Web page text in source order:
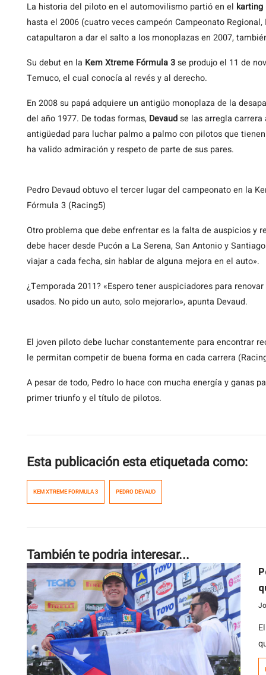
La historia del piloto en el automovilismo partió en el karting
hasta el 2006 (cuatro veces campeón Campeonato
catapultaron a dar el salto a los monoplazas en 2007,
Su debut en la Kem Xtreme Fórmula 3se produjo el 11 de
Temuco, el cual conocía al revés y al derecho.
En 2008 su papá adquiere un antigüo monoplaza de la
del año 1977. De todas formas, Devaudse las arregla
antigüedad para luchar palmo a palmo con pilotos que
ha valido admiración y respeto de parte de sus pares.
Pedro Devaud obtuvo el tercer lugar del campeonato en la
Fórmula 3 (Racing5)
Otro problema que debe enfrentar es la falta de auspicios y
debe hacer desde Pucón a La Serena, San Antonio y
viajar a cada fecha, sin hablar de alguna mejora en el auto».
¿Temporada 2011? «Espero tener auspiciadores para
usados. No pido un auto, solo mejorarlo», apunta Devaud.
El joven piloto debe luchar constantemente para encontrar
le permitan competir de buena forma en cada carrera
A pesar de todo, Pedro lo hace con mucha energía y ganas
primer triunfo y el título de pilotos.
Esta publicación esta etiquetada como:
KEM XTREME FORMULA 3 PEDRO DEVAUD
También te podria interesar...